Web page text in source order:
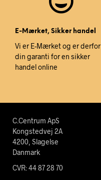
E-Mærket, Sikker handel
Vi er E-Mærket og er derfor
din garanti for en sikker
handel online
C.Centrum ApS
Kongstedvej 2A
4200, Slagelse
Danmark
CVR: 44 87 28 70